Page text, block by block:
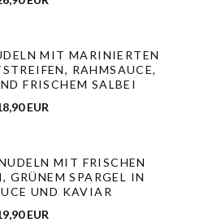
MIT MARINIERTEN
RAHMSAUCE,
FRISCHEM SALBEI
EUR
MIT FRISCHEN
GRÜNEM SPARGEL IN
UND KAVIAR
EUR
Bocca Felice